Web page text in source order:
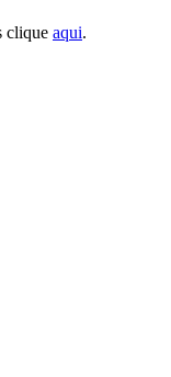
clique aqui.